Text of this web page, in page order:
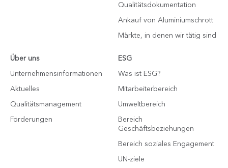
Qualitätsdokumentation
Ankauf von Aluminiumschrott
Märkte, in denen wir tätig sind
Über uns
Unternehmensinformationen
Aktuelles
Qualitätsmanagement
Förderungen
ESG
Was ist ESG?
Mitarbeiterbereich
Umweltbereich
Bereich
Geschäftsbeziehungen
Bereich soziales Engagement
UN-ziele